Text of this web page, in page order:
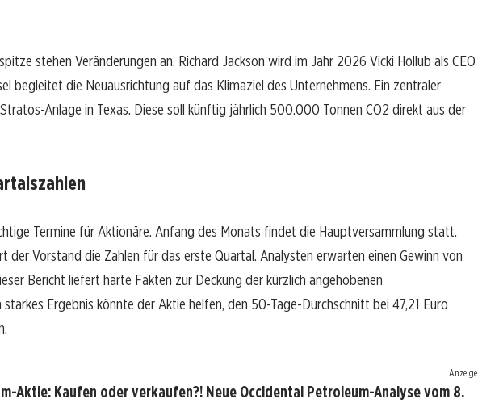
stehen Veränderungen an. Richard Jackson wird im Jahr 2026 Vicki Hollub als CEO
begleitet die Neuausrichtung auf das Klimaziel des Unternehmens. Ein zentraler
Anlage in Texas. Diese soll künftig jährlich 500.000 Tonnen CO2 direkt aus der
Termine für Aktionäre. Anfang des Monats findet die Hauptversammlung statt.
der Vorstand die Zahlen für das erste Quartal. Analysten erwarten einen Gewinn von
Bericht liefert harte Fakten zur Deckung der kürzlich angehobenen
Ergebnis könnte der Aktie helfen, den 50-Tage-Durchschnitt bei 47,21 Euro
Anzeige
Aktie: Kaufen oder verkaufen?! Neue Occidental Petroleum-Analyse vom 8.